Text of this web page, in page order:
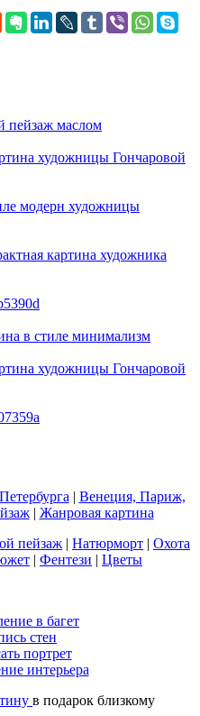
| Венеция, Париж,
| Жанровая картина
пейзаж | Натюрморт | Охота
| Фентези | Цветы
в багет
стен
портрет
интерьера
в подарок близкому